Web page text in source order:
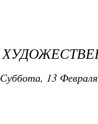
Суббота, 13